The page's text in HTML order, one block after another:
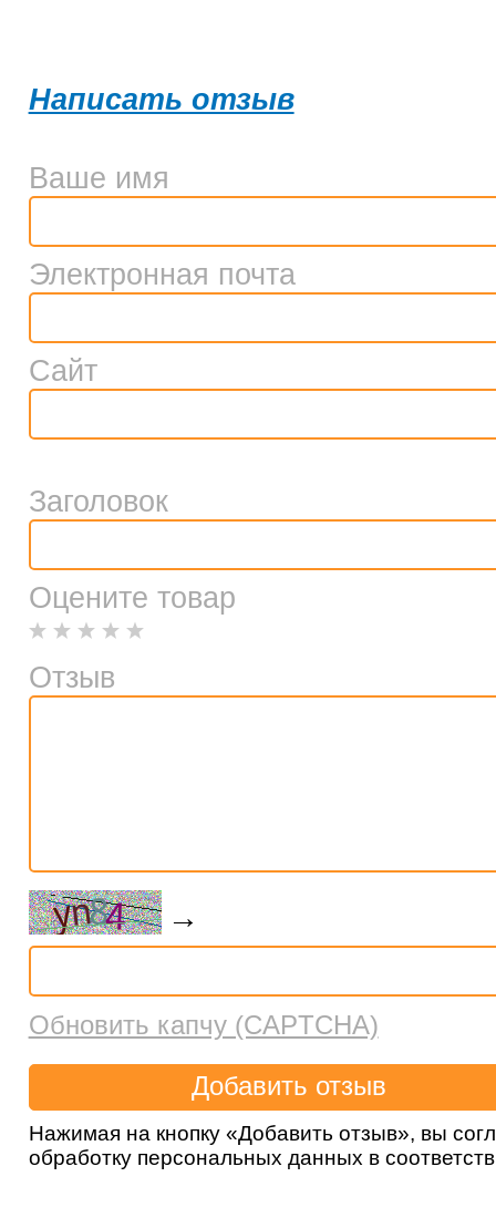
Написать отзыв
Ваше имя
Электронная почта
Сайт
Заголовок
Оцените товар
Отзыв
→
Обновить капчу (CAPTCHA)
Нажимая на кнопку «Добавить отзыв», вы
обработку персональных данных в